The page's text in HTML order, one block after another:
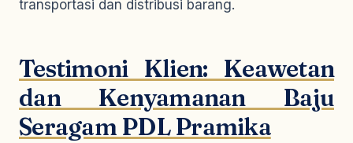
transportasi dan distribusi barang.
Testimoni Klien: Keawetan
dan Kenyamanan Baju
Seragam PDL Pramika